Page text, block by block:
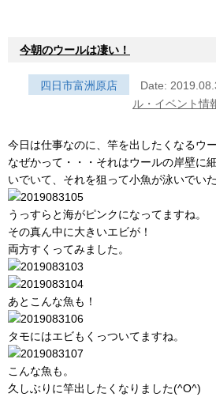
今朝のウールは凄い！
四日市富洲原店 Date:
ル・イベント情
今日は仕事なのに、竿を出したくなるウー
なぜかって・・・それはウールの岸壁に
いでいて、それを狙って小魚が泳いでい
うっすらと海がピンクになってますね。
その真ん中に大きいエビが！
両方すくってみました。
あとこんな魚も！
タモにはエビもくっついてますね。
こんな魚も。
久しぶりに竿出したくなりました(^O^)